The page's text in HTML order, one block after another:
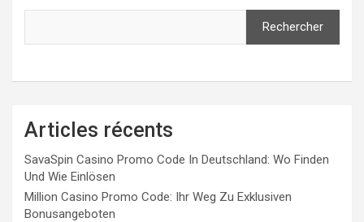
Rechercher
Articles récents
SavaSpin Casino Promo Code In Deutschland: Wo Finden
Und Wie Einlösen
Million Casino Promo Code: Ihr Weg Zu Exklusiven
Bonusangeboten